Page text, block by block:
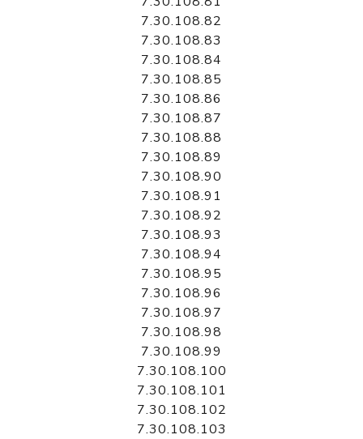
7.30.108.82
7.30.108.83
7.30.108.84
7.30.108.85
7.30.108.86
7.30.108.87
7.30.108.88
7.30.108.89
7.30.108.90
7.30.108.91
7.30.108.92
7.30.108.93
7.30.108.94
7.30.108.95
7.30.108.96
7.30.108.97
7.30.108.98
7.30.108.99
7.30.108.100
7.30.108.101
7.30.108.102
7.30.108.103